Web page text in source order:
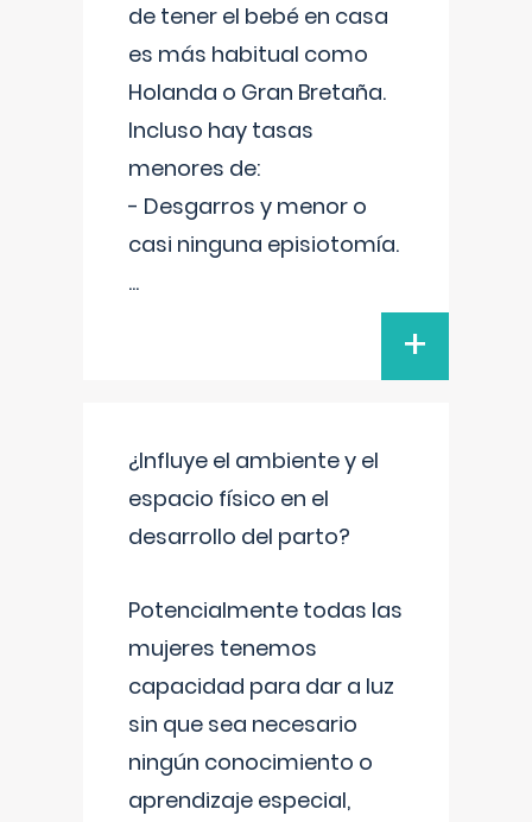
de tener el bebé en casa
es más habitual como
Holanda o Gran Bretaña.
Incluso hay tasas
menores de:
- Desgarros y menor o
casi ninguna episiotomía.
...
+
¿Influye el ambiente y el
espacio físico en el
desarrollo del parto?
Potencialmente todas las
mujeres tenemos
capacidad para dar a luz
sin que sea necesario
ningún conocimiento o
aprendizaje especial,